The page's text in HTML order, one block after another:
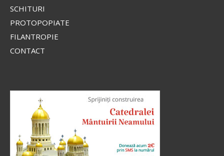
SCHITURI
PROTOPOPIATE
FILANTROPIE
CONTACT